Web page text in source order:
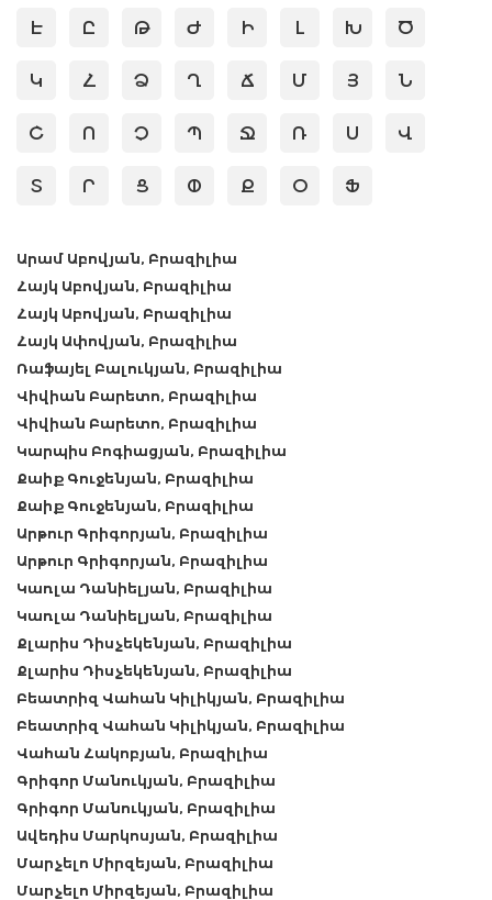
Է Ը Թ Ժ Ի Լ Խ Ծ
Կ Հ Ձ Ղ Ճ Մ Յ Ն
Շ Ո Չ Պ Ջ Ռ Ս Վ
Տ Ր Ց Փ Ք Օ Ֆ
Արամ Աբովյան, Բրազիլիա
Հայկ Աբովյան, Բրազիլիա
Հայկ Աբովյան, Բրազիլիա
Հայկ Ափովյան, Բրազիլիա
Ռաֆայել Բալուկյան, Բրազիլիա
Վիվիան Բարետո, Բրազիլիա
Վիվիան Բարետո, Բրազիլիա
Կարպիս Բոգիացյան, Բրազիլիա
Քաիք Գուջենյան, Բրազիլիա
Քաիք Գուջենյան, Բրազիլիա
Արթուր Գրիգորյան, Բրազիլիա
Արթուր Գրիգորյան, Բրազիլիա
Կառլա Դանիելյան, Բրազիլիա
Կառլա Դանիելյան, Բրազիլիա
Քլարիս Դիսչեկենյան, Բրազիլիա
Քլարիս Դիսչեկենյան, Բրազիլիա
Բեատրիզ Վահան Կիլիկյան, Բրազիլիա
Բեատրիզ Վահան Կիլիկյան, Բրազիլիա
Վահան Հակոբյան, Բրազիլիա
Գրիգոր Մանուկյան, Բրազիլիա
Գրիգոր Մանուկյան, Բրազիլիա
Ավեդիս Մարկոսյան, Բրազիլիա
Մարչելո Միրզեյան, Բրազիլիա
Մարչելո Միրզեյան, Բրազիլիա